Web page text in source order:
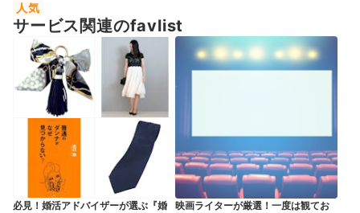
人気
サービス関連のfavlist
必見！婚活アドバイザーが選ぶ『婚
映画ライターが厳選！一度は観てお